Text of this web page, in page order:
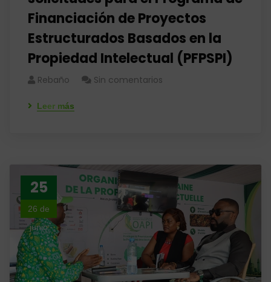
Financiación de Proyectos
Estructurados Basados ​​en la
Propiedad Intelectual (PFPSPI)
Rebaño Sin comentarios
Leer más
25
26 de
junio